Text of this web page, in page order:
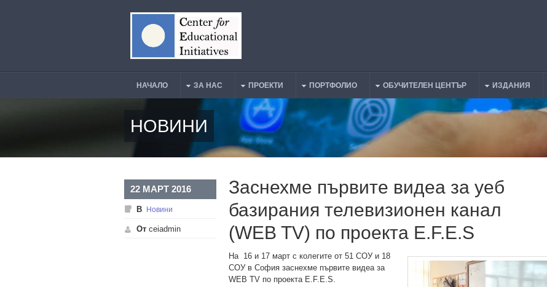
Main Menu
НАЧАЛО ЗА НАС ПРОЕКТИ ПОРТФОЛИО ОБУЧИТЕЛЕН ЦЕНТЪР ИЗДАНИЯ
НОВИНИ
22 МАРТ 2016
В Новини
От ceiadmin
Заснехме първите видеа за уеб
базирания телевизионен канал
(WEB TV) по проекта E.F.E.S
На 16 и 17 март с колегите от 51 СОУ и 18
СОУ в София заснехме първите видеа за
WEB TV по проекта E.F.E.S.